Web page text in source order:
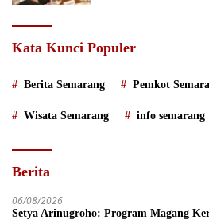
Kata Kunci Populer
Berita Semarang Pemkot
Wisata Semarang info semarang
Berita
06/08/2026
Setya Arinugroho: Program Magang